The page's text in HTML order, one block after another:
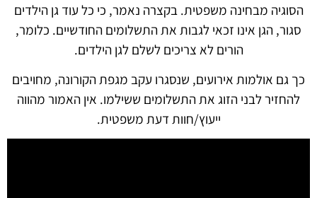
הסוגיה מבחינה משפטית. בקצרה נאמר, כי כל עוד גן הילדים
סגור, הגן אינו זכאי לגבות את התשלומים החודשיים. כלומר,
הורים לא צריכים לשלם לגן הילדים.
כך גם אולמות אירועים, שנסגרו עקב מגפת הקורונה, מחויבים
להחזיר לבני הזוג את התשלומים ששילמו. אין האמור מהווה
ייעוץ/חוות דעת משפטית.